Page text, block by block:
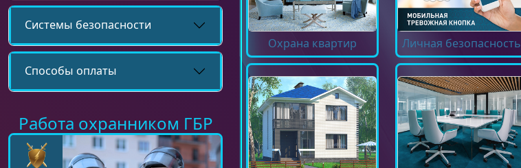
Системы безопасности
Способы оплаты
Работа охранником ГБР
Охрана квартир Личная безопасность